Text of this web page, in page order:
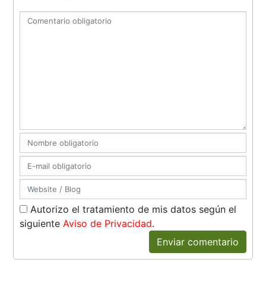
Autorizo el tratamiento de mis datos según el
siguienteAviso de Privacidad.
Enviar comentario